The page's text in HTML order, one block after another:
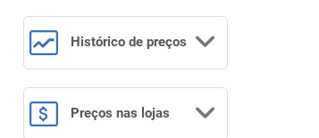
Histórico de preços
Preços nas lojas